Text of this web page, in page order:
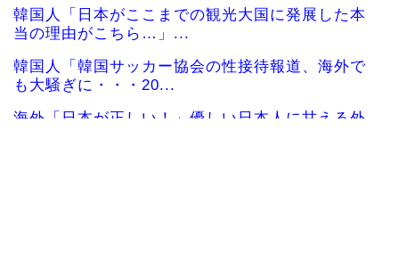
韓国人「日本がここまでの観光大国に発展した本
当の理由がこちら…」...
韓国人「韓国サッカー協会の性接待報道、海外で
も大騒ぎに・・・20...
海外「日本が正しい！」優しい日本人に甘える外